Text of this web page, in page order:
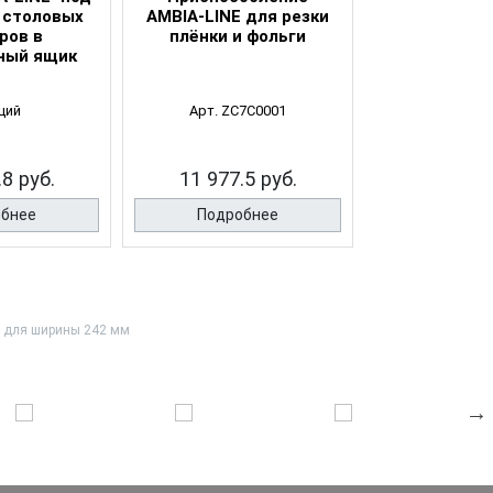
в
ящик
руб.
AMBIA-LINE для резки
плёнки и фольги
Арт. ZC7C0001
11 977.5 руб.
Подробнее
для ширины 242 мм